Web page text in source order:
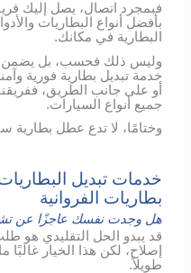
فبمجرد اتصال، يصل إليك
بأفضل أنواع البطاريات
البطارية في مكانك.
وليس ذلك فحسب، بل يضمن
خدمة تبديل بطارية فورية
أو على جانب الطريق،
جميع أنواع السيارات.
وختامًا، لا تدع عطل بطارية
خدمات تبديل
بطاريات الفروانية
هل وجدت نفسك عاجزًا عن
قد يبدو الحل التقليدي هو
إصلاح، لكن هذا الخيار
طويلاً.